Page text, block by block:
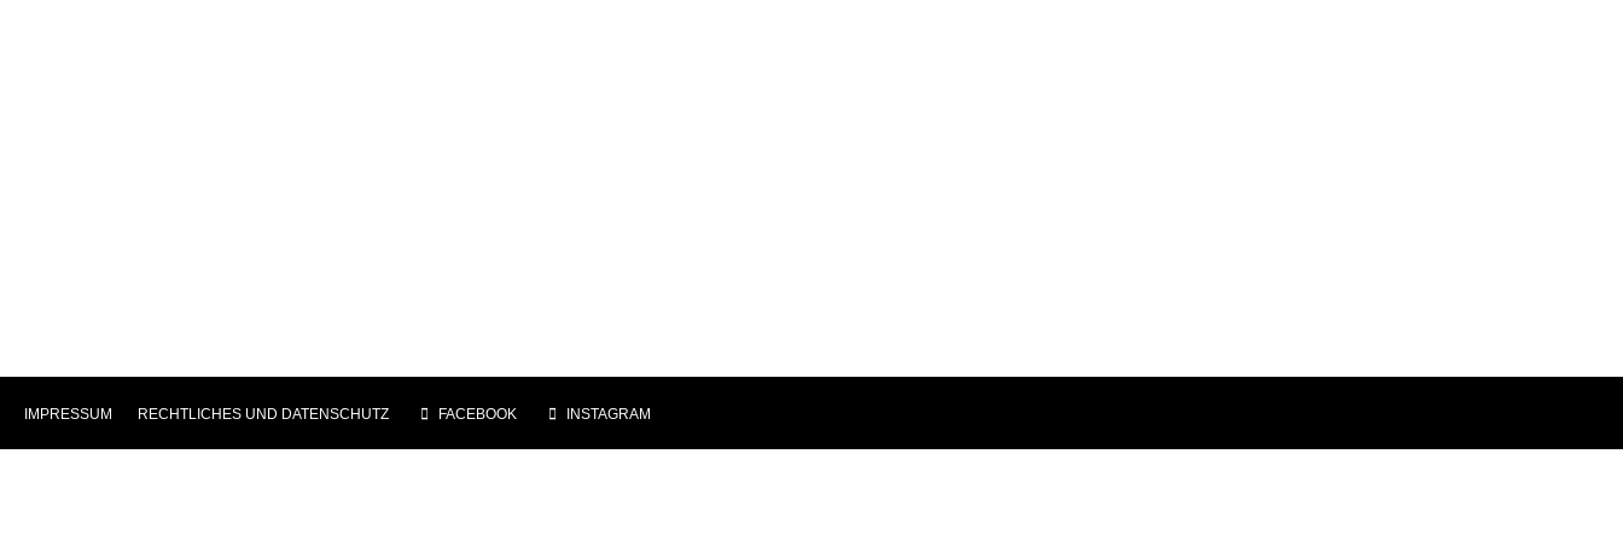
IMPRESSUM RECHTLICHES UND DATENSCHUTZ FACEBOOK INSTAGRAM